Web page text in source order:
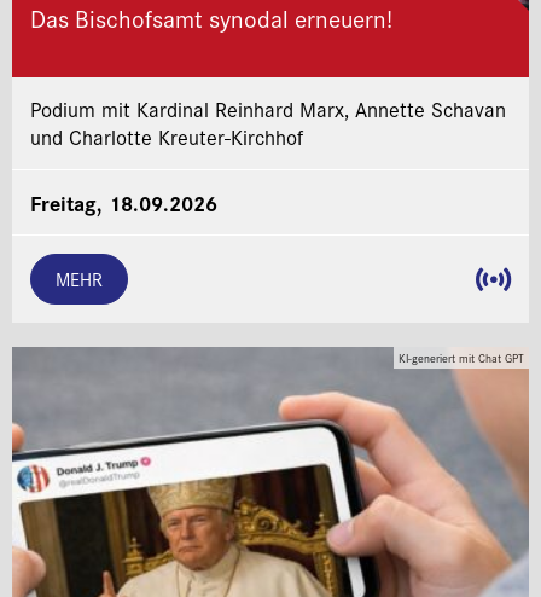
Das Bischofsamt synodal erneuern!
Podium mit Kardinal Reinhard Marx, Annette Schavan
und Charlotte Kreuter-Kirchhof
Freitag, 18.09.2026
MEHR
KI-generiert mit Chat GPT